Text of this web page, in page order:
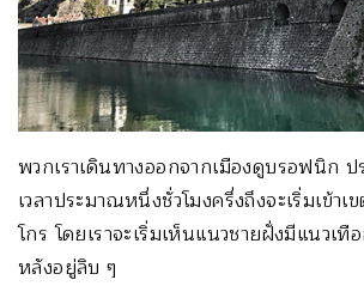
พวกเราเดินทางออกจากเมืองดูบรอฟนิก ป
เวลาประมาณหนึ่งชั่วโมงครึ่งถึงจะเริ่มเข้าเ
โกร โดยเราจะเริ่มเห็นแนวชายฝั่งมีแนวเทื
หลังอยู่ลิบ ๆ